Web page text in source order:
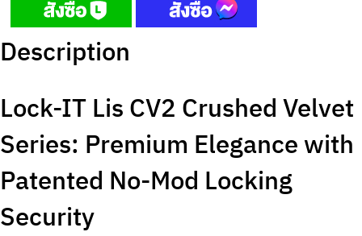
Description
Lock-IT Lis CV2 Crushed Velvet
Series: Premium Elegance with
Patented No-Mod Locking
Security